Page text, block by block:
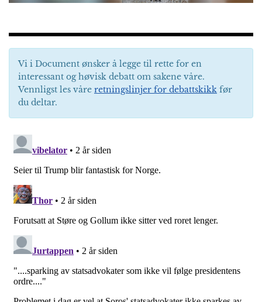
Vi i Document ønsker å legge til rette for en
interessant og høvisk debatt om sakene våre.
Vennligst les våre retningslinjer for debattskikk før
du deltar.